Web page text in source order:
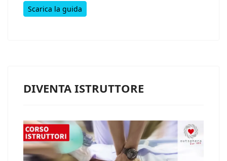
Scarica la guida
DIVENTA ISTRUTTORE